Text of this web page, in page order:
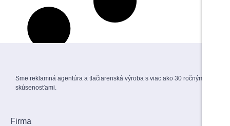
Sme reklamná agentúra a tlačiarenská výroba s viac ako 30 ročnými
skúsenosťami.
Firma